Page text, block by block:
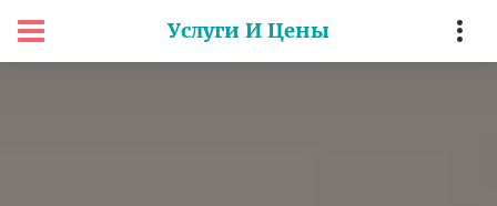
Услуги И Цены